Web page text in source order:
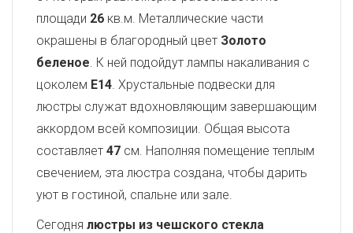
площади 26 кв.м. Металлические части
окрашены в благородный цвет Золото
беленое. К ней подойдут лампы накаливания с
цоколем E14. Хрустальные подвески для
люстры служат вдохновляющим завершающим
аккордом всей композиции. Общая высота
составляет 47 см. Наполняя помещение теплым
свечением, эта люстра создана, чтобы дарить
уют в гостиной, спальне или зале.
Сегодня люстры из чешского стекла